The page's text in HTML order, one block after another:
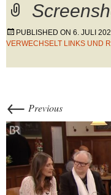
PUBLISHED ON 6. JULI
VERWECHSELT LINKS UND
← Previous